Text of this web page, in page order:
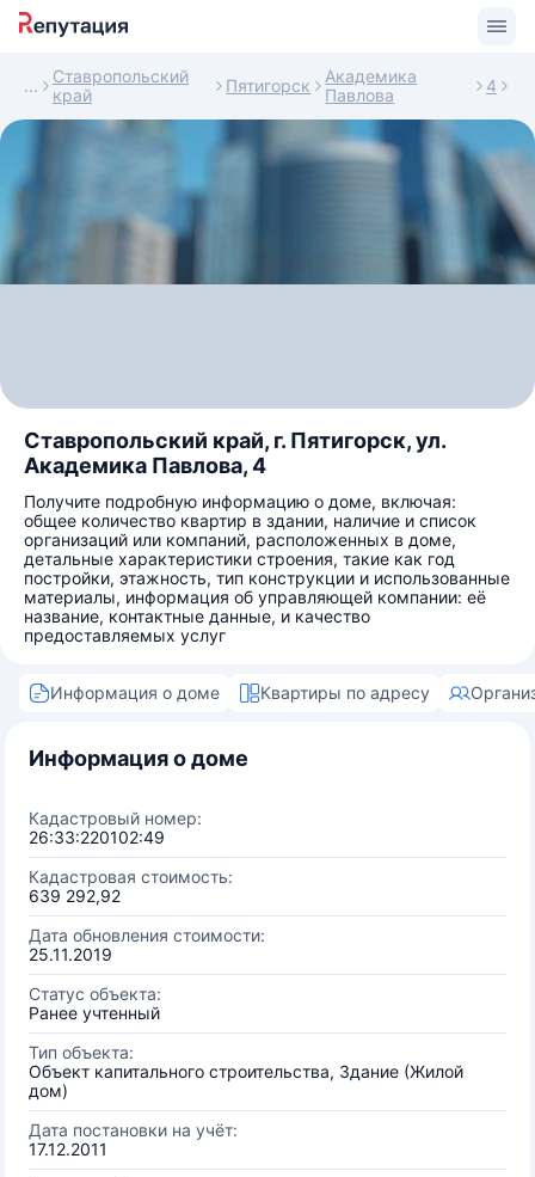
Ставропольский
край
Пятигорск
Академика
Павлова
4
Ставропольский край, г. Пятигорск, ул.
Академика Павлова, 4
Получите подробную информацию о доме, включая:
общее количество квартир в здании, наличие и список
организаций или компаний, расположенных в доме,
детальные характеристики строения, такие как год
постройки, этажность, тип конструкции и использованные
материалы, информация об управляющей компании: её
название, контактные данные, и качество
предоставляемых услуг
Информация о доме Квартиры по адресу
Информация о доме
Кадастровый номер:
26:33:220102:49
Кадастровая стоимость:
639 292,92
Дата обновления стоимости:
25.11.2019
Статус объекта:
Ранее учтенный
Тип объекта:
Объект капитального строительства, Здание (Жилой
дом)
Дата постановки на учёт:
17.12.2011